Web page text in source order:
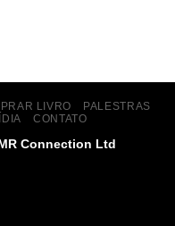
LIVRO
PALESTRAS
CONTATO
Connection Ltd